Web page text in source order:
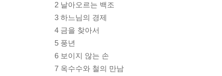
2 날아오르는 백조
3 하느님의 경제
4 금을 찾아서
5 풍년
6 보이지 않는 손
7 옥수수와 철의 만남